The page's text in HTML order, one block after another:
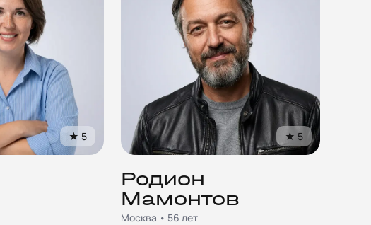
★ 5 ★ 5
Родион
Мамонтов
Москва • 56 лет